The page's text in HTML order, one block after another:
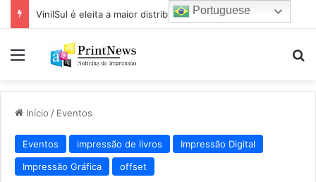
Menu
Início / Eventos
Eventos impressão de livros
Impressão Digital
Impressão Gráfica
offset
Portuguese